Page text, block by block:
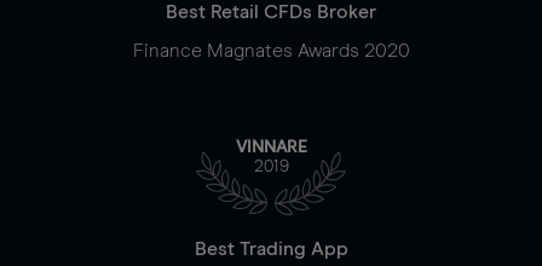
Best Retail CFDs Broker
Finance Magnates Awards 2020
VINNARE
2019
Best Trading App